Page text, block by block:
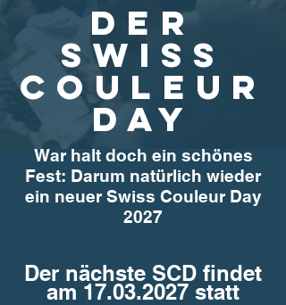
Der
Swiss
Couleur
Day
War halt doch ein schönes
Fest: Darum natürlich wieder
ein neuer Swiss Couleur Day
2027
Der nächste SCD findet
am 17.03.2027 statt